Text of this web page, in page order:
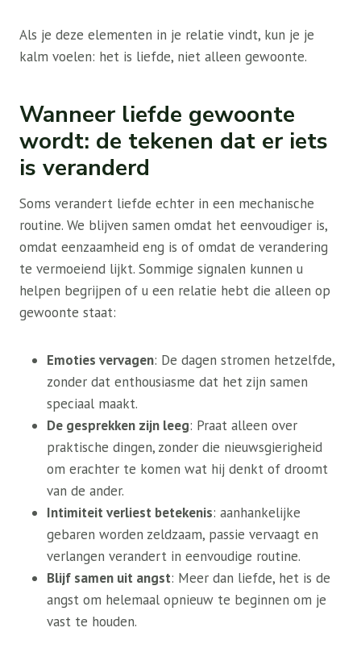
Als je deze elementen in je relatie vindt, kun je je
kalm voelen: het is liefde, niet alleen gewoonte.
Wanneer liefde gewoonte
wordt: de tekenen dat er iets
is veranderd
Soms verandert liefde echter in een mechanische
routine. We blijven samen omdat het eenvoudiger is,
omdat eenzaamheid eng is of omdat de verandering
te vermoeiend lijkt. Sommige signalen kunnen u
helpen begrijpen of u een relatie hebt die alleen op
gewoonte staat:
Emoties vervagen: De dagen stromen hetzelfde,
zonder dat enthousiasme dat het zijn samen
speciaal maakt.
De gesprekken zijn leeg: Praat alleen over
praktische dingen, zonder die nieuwsgierigheid
om erachter te komen wat hij denkt of droomt
van de ander.
Intimiteit verliest betekenis: aanhankelijke
gebaren worden zeldzaam, passie vervaagt en
verlangen verandert in eenvoudige routine.
Blijf samen uit angst: Meer dan liefde, het is de
angst om helemaal opnieuw te beginnen om je
vast te houden.